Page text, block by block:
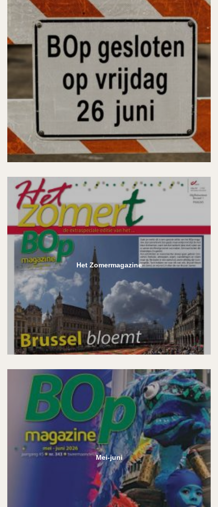
Het Zomermagazine
Mei-juni